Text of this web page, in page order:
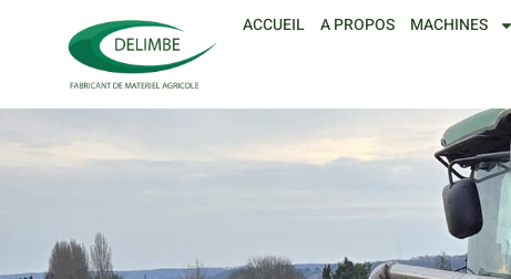
ACCUEIL A PROPOS MACHINES